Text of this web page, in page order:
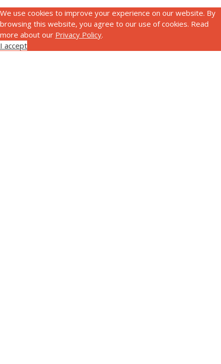
We use cookies to improve your experience on our website. By
browsing this website, you agree to our use of cookies. Read
more about our Privacy Policy.
I accept